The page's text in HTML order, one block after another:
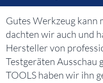
Gutes Werkzeug kann
dachten wir auch und
Hersteller von
Testgeräten Ausschau
TOOLS haben wir ihn